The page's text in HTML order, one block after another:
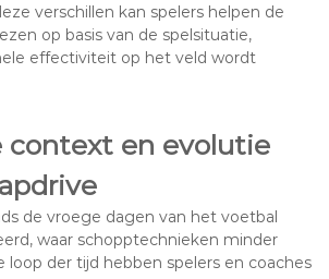
verschillen kan spelers helpen de
op basis van de spelsituatie,
effectiviteit op het veld wordt
context en evolutie
de vroege dagen van het voetbal
waar schopptechnieken minder
loop der tijd hebben spelers en coaches